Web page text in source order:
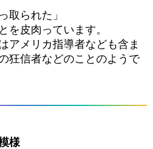
取られた」
を皮肉っています。
アメリカ指導者なども含ま
狂信者などのことのようで
様